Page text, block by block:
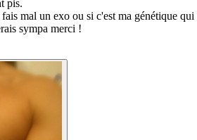
pis.
mal un exo ou si c'est ma génétique
sympa merci !